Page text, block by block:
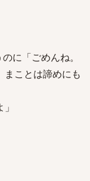
に「ごめんね。
ことは諦めにも